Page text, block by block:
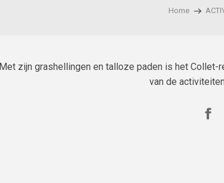
Home
Met zijn grashellingen en talloze paden is het
van de